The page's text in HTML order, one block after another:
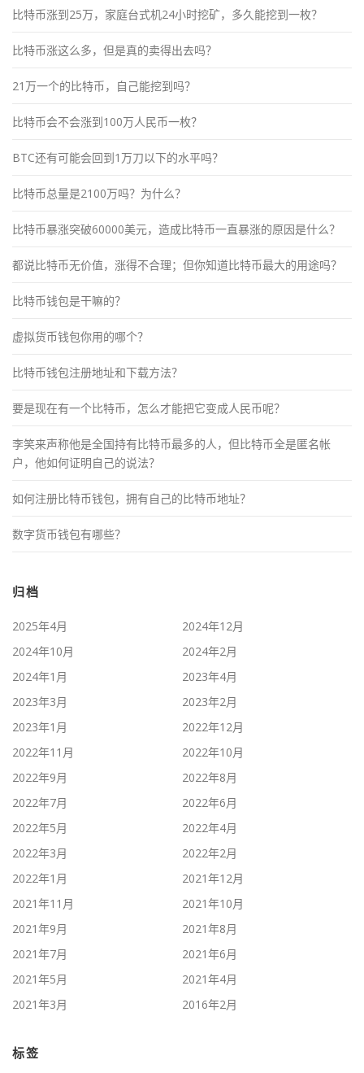
比特币涨到25万，家庭台式机24小时挖矿，多久能挖到一枚？
比特币涨这么多，但是真的卖得出去吗？
21万一个的比特币，自己能挖到吗？
比特币会不会涨到100万人民币一枚？
BTC还有可能会回到1万刀以下的水平吗？
比特币总量是2100万吗？为什么？
比特币暴涨突破60000美元，造成比特币一直暴涨的原因是什么？
都说比特币无价值，涨得不合理；但你知道比特币最大的用途吗？
比特币钱包是干嘛的？
虚拟货币钱包你用的哪个？
比特币钱包注册地址和下载方法？
要是现在有一个比特币，怎么才能把它变成人民币呢？
李笑来声称他是全国持有比特币最多的人，但比特币全是匿名帐
户，他如何证明自己的说法？
如何注册比特币钱包，拥有自己的比特币地址？
数字货币钱包有哪些？
归档
2025年4月
2024年12月
2024年10月
2024年2月
2024年1月
2023年4月
2023年3月
2023年2月
2023年1月
2022年12月
2022年11月
2022年10月
2022年9月
2022年8月
2022年7月
2022年6月
2022年5月
2022年4月
2022年3月
2022年2月
2022年1月
2021年12月
2021年11月
2021年10月
2021年9月
2021年8月
2021年7月
2021年6月
2021年5月
2021年4月
2021年3月
2016年2月
标签